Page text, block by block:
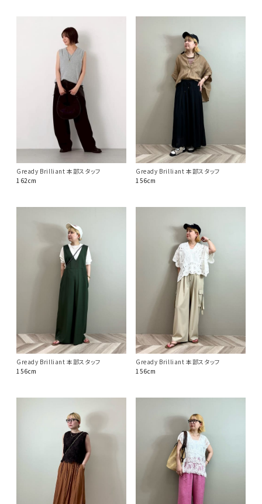
Gready Brilliant 本部スタッフ
162cm
Gready Brilliant 本部スタッフ
156cm
Gready Brilliant 本部スタッフ
156cm
Gready Brilliant 本部スタッフ
156cm